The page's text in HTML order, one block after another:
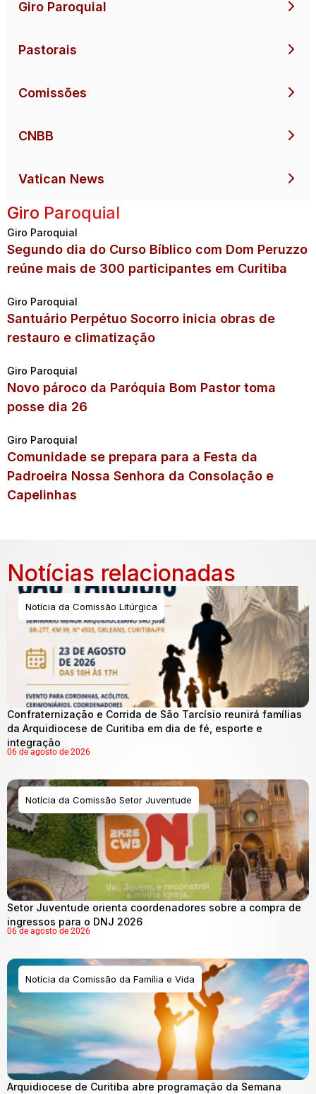
Giro Paroquial
Pastorais
Comissões
CNBB
Vatican News
Giro Paroquial
Giro Paroquial
Segundo dia do Curso Bíblico com Dom Peruzzo
reúne mais de 300 participantes em Curitiba
Giro Paroquial
Santuário Perpétuo Socorro inicia obras de
restauro e climatização
Giro Paroquial
Novo pároco da Paróquia Bom Pastor toma
posse dia 26
Giro Paroquial
Comunidade se prepara para a Festa da
Padroeira Nossa Senhora da Consolação e
Capelinhas
Notícias relacionadas
Notícia da Comissão Litúrgica
Confraternização e Corrida de São Tarcísio reunirá famílias
da Arquidiocese de Curitiba em dia de fé, esporte e
integração
06 de agosto de 2026
Notícia da Comissão Setor Juventude
Setor Juventude orienta coordenadores sobre a compra de
ingressos para o DNJ 2026
06 de agosto de 2026
Notícia da Comissão da Família e Vida
Arquidiocese de Curitiba abre programação da Semana